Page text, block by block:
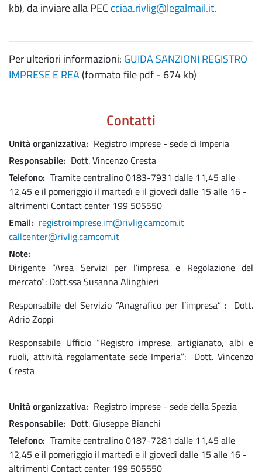
kb), da inviare alla PEC cciaa.rivlig@legalmail.it.
Per ulteriori informazioni: GUIDA SANZIONI REGISTRO
IMPRESE E REA(formato file pdf - 674 kb)
Contatti
Unità organizzativa Registro imprese - sede di Imperia
Responsabile Dott. Vincenzo Cresta
Telefono Tramite centralino 0183-7931 dalle 11,45 alle
12,45 e il pomeriggio il martedì e il giovedì dalle 15 alle 16 -
altrimenti Contact center 199 505550
Email
registroimprese.im@rivlig.camcom.it
callcenter@rivlig.camcom.it
Note
Dirigente “Area Servizi per l’impresa e Regolazione del
mercato”: Dott.ssa Susanna Alinghieri
Responsabile del Servizio “Anagrafico per l’impresa” : Dott.
Adrio Zoppi
Responsabile Ufficio “Registro imprese, artigianato, albi e
ruoli, attività regolamentate sede Imperia”: Dott. Vincenzo
Cresta
Unità organizzativa Registro imprese - sede della Spezia
Responsabile Dott. Giuseppe Bianchi
Telefono Tramite centralino 0187-7281 dalle 11,45 alle
12,45 e il pomeriggio il martedì e il giovedì dalle 15 alle 16 -
altrimenti Contact center 199 505550